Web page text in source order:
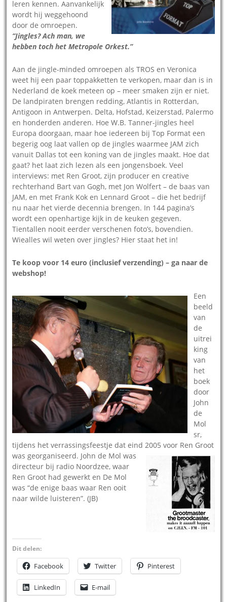
leren kennen. Aanvankelijk
wordt hij weggehoond
door de omroepen.
“Jingles? Ach man, we
hebben toch het Metropole Orkest.”
Aan de jingle-minded omroepen als TROS en Veronica
weet hij een paar toppakketten te verkopen, maar dan is in
Nederland de koek meteen op – meer smaken zijn er niet.
De landpiraten brengen redding, Atlantis in Rotterdan,
Antigoon in Antwerpen. Delta, Hofstad, Keizerstad, Palermo
en honderden anderen. Hoe W.B. Tanner-jingles heel
Europa doorgaan, maar hoe iedereen bij Top Format een
begerig oog laat vallen op de jingles waarmee JAM zich
vanuit Dallas tot een koning van de jingles maakt. Hoe dat
gaat? het laat zich lezen als een jongensboek. Veel
interviews: met Ren Groot, zijn producer en creative
rechterhand Bart van Gogh, met Jon Wolfert – de baas van
JAM, en met Frank Kok en Lennard Groot – die het bedrijf
nu naar het vierde decennia brengen. In 144 pagina’s
wordt een openhartige kijk in de keuken gegeven.
Tientallen nooit eerder verschenen foto’s, bovendien.
Wiealles wil weten over jingles? Hier staat het in!
Te koop voor 14 euro (inclusief verzending) – ga naar de
webshop!
Een
beeld
van
de
uitrei
king
van
het
boek
door
John
de
Mol
sr,
tijdens het verrassingsfeestje dat eind 2005 voor Ren Groot
was georganiseerd. John de Mol was
directeur bij radio Noordzee, waar
Ren Groot had gewerkt en De Mol
was “de enige baas waar Ren ooit
naar wilde luisteren”. (JB)
Dit delen:
Facebook Twitter Pinterest
LinkedIn E-mail